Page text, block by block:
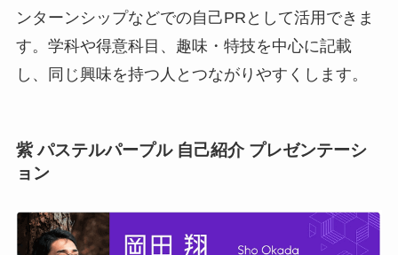
ンターンシップなどでの自己PRとして活用できま
す。学科や得意科目、趣味・特技を中心に記載
し、同じ興味を持つ人とつながりやすくします。
紫 パステルパープル 自己紹介 プレゼンテーシ
ョン